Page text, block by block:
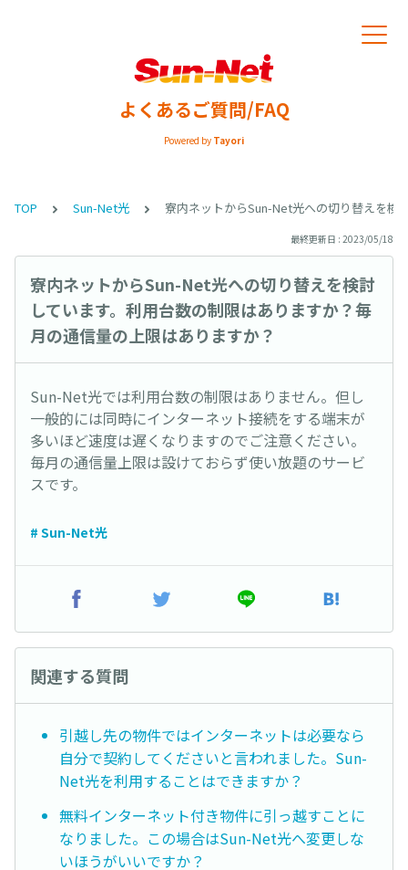
よくあるご質問/FAQ
Powered by Tayori
TOP Sun-Net光 寮内ネットからSun-Net光への切り替えを検
最終更新日 : 2023/05/18
寮内ネットからSun-Net光への切り替えを検討
しています。利用台数の制限はありますか？毎
月の通信量の上限はありますか？
Sun-Net光では利用台数の制限はありません。但し
一般的には同時にインターネット接続をする端末が
多いほど速度は遅くなりますのでご注意ください。
毎月の通信量上限は設けておらず使い放題のサービ
スです。
# Sun-Net光
関連する質問
引越し先の物件ではインターネットは必要なら
自分で契約してくださいと言われました。Sun-
Net光を利用することはできますか？
無料インターネット付き物件に引っ越すことに
なりました。この場合はSun-Net光へ変更しな
いほうがいいですか？